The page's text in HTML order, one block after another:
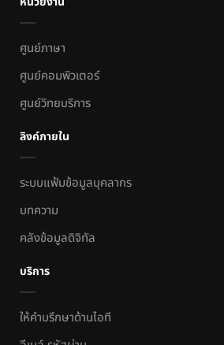
ศูนย์ภาษา
ศูนย์คอมพิวเตอร์
ศูนย์วิทยบริการ
ลิงค์ภายใน
ระบบแฟ้มข้อมูลบุคลากร
บทความ
คลังข้อมูลดิจิทัล
บริการ
ให้คำบรึกษาด้านไอที